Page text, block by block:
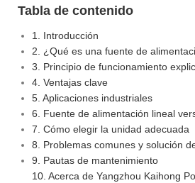
Tabla de contenido
1. Introducción
2. ¿Qué es una fuente de
3. Principio de funcionamiento
4. Ventajas clave
5. Aplicaciones industriales
6. Fuente de alimentación lineal
7. Cómo elegir la unidad adecuada
8. Problemas comunes y solución
9. Pautas de mantenimiento
10. Acerca de Yangzhou Kaihong